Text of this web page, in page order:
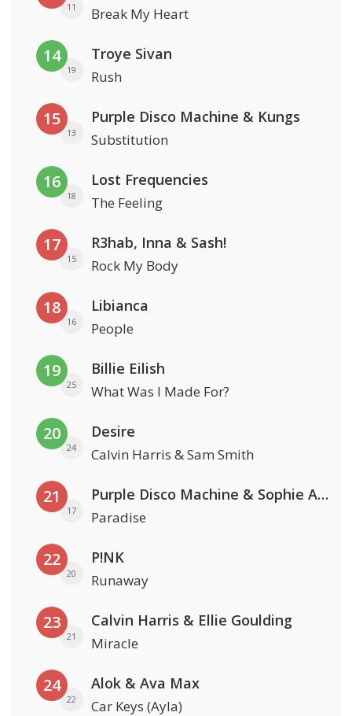
11 Break My Heart
14
19
Troye Sivan
Rush
15
13
Purple Disco Machine & Kungs
Substitution
16
18
Lost Frequencies
The Feeling
17
15
R3hab, Inna & Sash!
Rock My Body
18
16
Libianca
People
19
25
Billie Eilish
What Was I Made For?
20
24
Desire
Calvin Harris & Sam Smith
21
17
Purple Disco Machine & Sophie And The Giants
Paradise
22
20
P!NK
Runaway
23
21
Calvin Harris & Ellie Goulding
Miracle
24
22
Alok & Ava Max
Car Keys (Ayla)